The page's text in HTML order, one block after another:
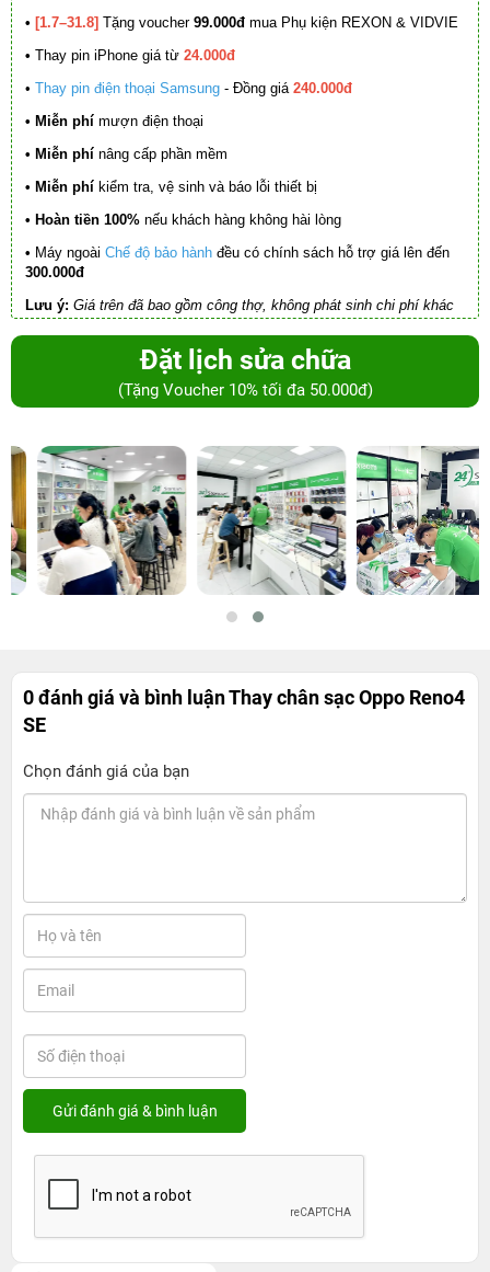
• [1.7–31.8] Tặng voucher 99.000đ mua Phụ kiện REXON & VIDVIE
• Thay pin iPhone giá từ 24.000đ
• Thay pin điện thoại Samsung - Đồng giá 240.000đ
• Miễn phí mượn điện thoại
• Miễn phí nâng cấp phần mềm
• Miễn phí kiểm tra, vệ sinh và báo lỗi thiết bị
• Hoàn tiền 100% nếu khách hàng không hài lòng
• Máy ngoài Chế độ bảo hành đều có chính sách hỗ trợ giá lên đến
300.000đ
Lưu ý: Giá trên đã bao gồm công thợ, không phát sinh chi phí khác
Đặt lịch sửa chữa
(Tặng Voucher 10% tối đa 50.000đ)
0 đánh giá và bình luậnThay chân sạc Oppo Reno4
SE
Chọn đánh giá của bạn